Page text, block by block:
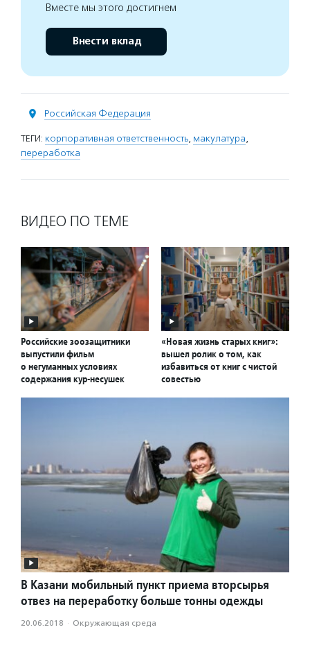
Вместе мы этого достигнем
Внести вклад
Российская Федерация
ТЕГИ: корпоративная ответственность, макулатура,
переработка
ВИДЕО ПО ТЕМЕ
Российские зоозащитники
выпустили фильм
о негуманных условиях
содержания кур-несушек
«Новая жизнь старых книг»:
вышел ролик о том, как
избавиться от книг с чистой
совестью
В Казани мобильный пункт приема вторсырья
отвез на переработку больше тонны одежды
20.06.2018 · Окружающая среда